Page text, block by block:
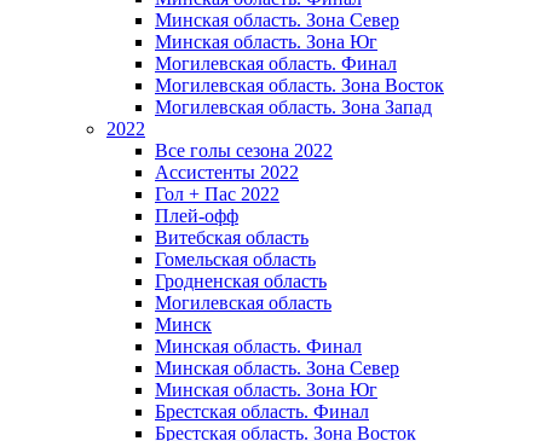
Минская область. Зона Север
Минская область. Зона Юг
Могилевская область. Финал
Могилевская область. Зона Восток
Могилевская область. Зона Запад
2022
Все голы сезона 2022
Ассистенты 2022
Гол + Пас 2022
Плей-офф
Витебская область
Гомельская область
Гродненская область
Могилевская область
Минск
Mинская область. Финал
Минская область. Зона Север
Минская область. Зона Юг
Брестская область. Финал
Брестская область. Зона Восток